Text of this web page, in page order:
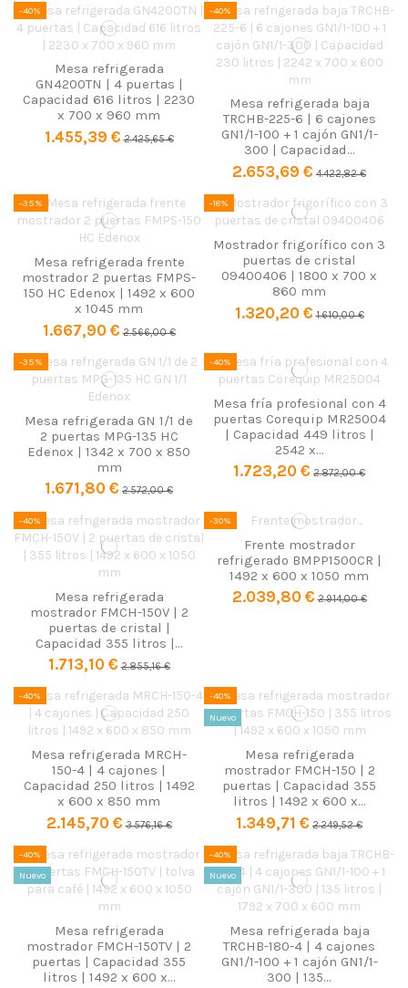
-40%
Mesa refrigerada
GN4200TN | 4 puertas |
Capacidad 616 litros | 2230
x 700 x 960 mm
1.455,39 € 2.425,65 €
-40%
Mesa refrigerada baja
TRCHB-225-6 | 6 cajones
GN1/1-100 + 1 cajón GN1/1-
300 | Capacidad...
2.653,69 € 4.422,82 €
-35%
Mesa refrigerada frente
mostrador 2 puertas FMPS-
150 HC Edenox | 1492 x 600
x 1045 mm
1.667,90 € 2.566,00 €
-18%
Mostrador frigorífico con 3
puertas de cristal
09400406 | 1800 x 700 x
860 mm
1.320,20 € 1.610,00 €
-35%
Mesa refrigerada GN 1/1 de
2 puertas MPG-135 HC
Edenox | 1342 x 700 x 850
mm
1.671,80 € 2.572,00 €
-40%
Mesa fría profesional con 4
puertas Corequip MR25004
| Capacidad 449 litros |
2542 x...
1.723,20 € 2.872,00 €
-40%
Mesa refrigerada
mostrador FMCH-150V | 2
puertas de cristal |
Capacidad 355 litros |...
1.713,10 € 2.855,16 €
-30%
Frente mostrador
refrigerado BMPP1500CR |
1492 x 600 x 1050 mm
2.039,80 € 2.914,00 €
-40%
Mesa refrigerada MRCH-
150-4 | 4 cajones |
Capacidad 250 litros | 1492
x 600 x 850 mm
2.145,70 € 3.576,16 €
-40%
Nuevo
Mesa refrigerada
mostrador FMCH-150 | 2
puertas | Capacidad 355
litros | 1492 x 600 x...
1.349,71 € 2.249,52 €
-40%
Nuevo
Mesa refrigerada
mostrador FMCH-150TV | 2
puertas | Capacidad 355
litros | 1492 x 600 x...
-40%
Nuevo
Mesa refrigerada baja
TRCHB-180-4 | 4 cajones
GN1/1-100 + 1 cajón GN1/1-
300 | 135...